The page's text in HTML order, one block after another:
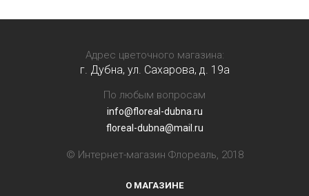
Адрес цветочного магазина:
г. Дубна, ул. Сахарова, д. 19a
По любым вопросам
info@floreal-dubna.ru
floreal-dubna@mail.ru
© Интернет-магазин Флореаль, 2018
О МАГАЗИНЕ